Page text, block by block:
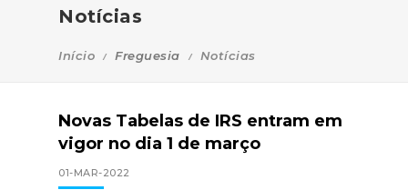
Notícias
Início Freguesia Notícias
Novas Tabelas de IRS entram em
vigor no dia 1 de março
01-MAR-2022